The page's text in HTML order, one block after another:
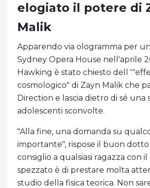
elogiato il potere di
Malik
Apparendo via ologramma per un
Sydney Opera House nell'aprile
Hawking è stato chiesto dell
cosmologico" di Zayn Malik che
Direction e lascia dietro di sé una
adolescenti sconvolte.
"Alla fine, una domanda su
importante", rispose il buon
consiglio a qualsiasi ragazza con
spezzato è di prestare molta
studio della fisica teorica. Non